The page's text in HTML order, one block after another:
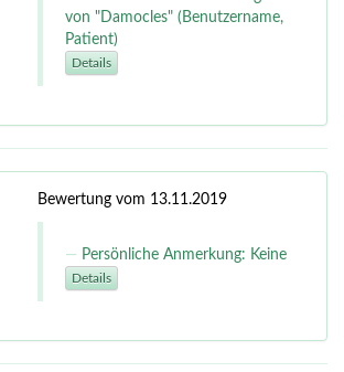
von "Damocles" (Benutzername,
Patient)
Details
Bewertung vom 13.11.2019
Persönliche Anmerkung: Keine
Details